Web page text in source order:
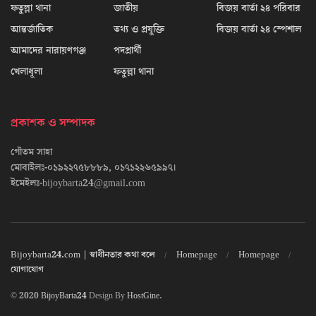
ফতুল্লা থানা
আন্তর্জাতিক
আমাদের নারায়ণগঞ্জ
খেলাধূলা
জাতীয়
তথ্য ও প্রযুক্তি
পদপ্রার্থী
ফতুল্লা থানা
বিজয় বার্তা ২৪ পরিবার
বিজয় বার্তা ২৪ স্পেশাল
প্রকাশক ও সম্পাদক
গৌতম সাহা
মোবাইলঃ-০১৯২২৭৫৮৮৮৯, ০১৭১২২৬৫৯৯৭।
ইমেইলঃ-bijoybarta24@gmail.com
Bijoybarta24.com | স্বাধীনতার কথা বলে Homepage
Homepage
যোগাযোগ
© 2020BijoyBarta24Design ByHostGine.